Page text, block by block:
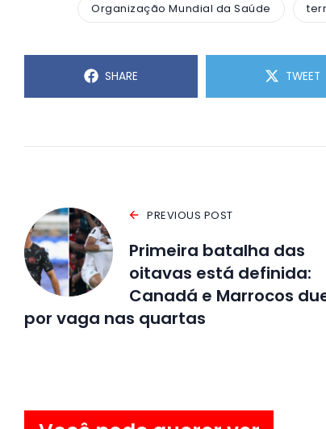
Organização Mundial da Saúde
SHARE TWEET
PREVIOUS POST
Primeira batalha das
oitavas está definida:
Canadá e Marrocos
por vaga nas quartas